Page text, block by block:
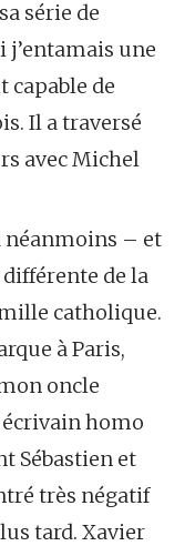
série de
j’entamais une
capable de
Il a traversé
avec Michel
néanmoins – et
de la
catholique.
à Paris,
oncle
écrivain homo
Sébastien et
très négatif
tard. Xavier